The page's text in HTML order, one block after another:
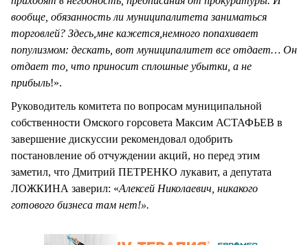
вообще, обязанность ли муниципалитета заниматься
торговлей? Здесь мне кажется немного попахивает
популизмом: дескать, вот муниципалитет все отдает… Он
отдает то, что приносит сплошные убытки, а не
прибыль!».
Руководитель комитета по вопросам муниципальной
собственности Омского горсовета Максим АСТАФЬЕВ в
завершение дискуссии рекомендовал одобрить
постановление об отчуждении акций, но перед этим
заметил, что Дмитрий ПЕТРЕНКО лукавит, а депутата
ЛОЖКИНА заверил: «Алексей Николаевич, никакого
готового бизнеса там нет!».